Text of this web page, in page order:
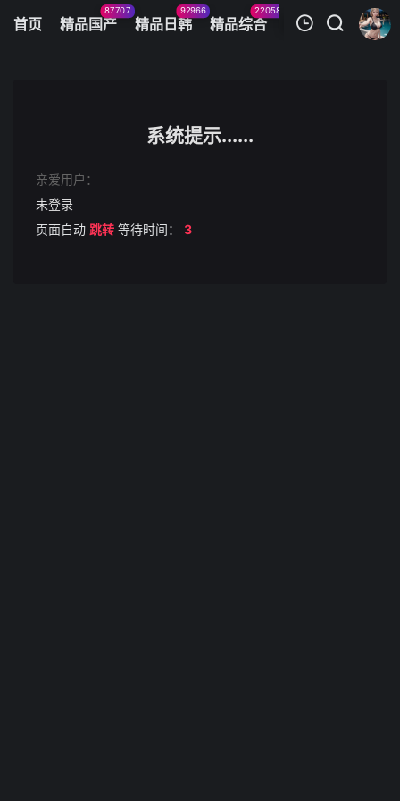
首页 精品国产
87707
精品日韩
92966
精品综合
22058
火辣美图 今日
清空
系统提示......
亲爱用户：
未登录
页面自动 跳转 等待时间： 3